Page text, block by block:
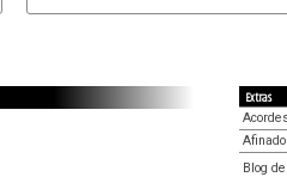
Extras
Blog